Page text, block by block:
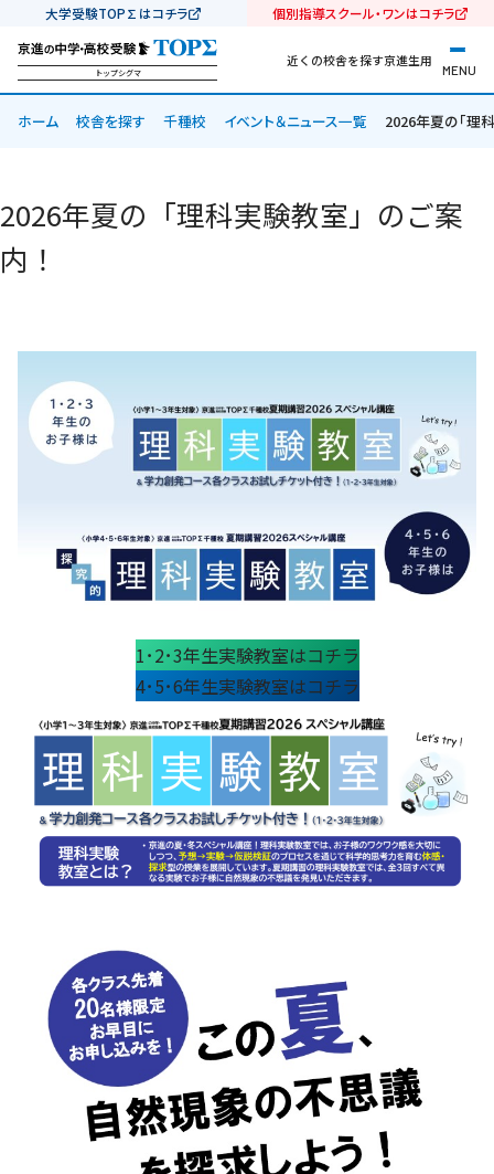
大学受験TOP∑はコチラ 個別指導スクール・ワンはコチラ
トップシグマ
近くの校舎を探す京進生用
MENU
ホーム 校舎を探す 千種校 イベント＆ニュース一覧 2026年夏の「理
2026年夏の「理科実験教室」のご案
内！
1･2･3年生実験教室はコチラ
4･5･6年生実験教室はコチラ